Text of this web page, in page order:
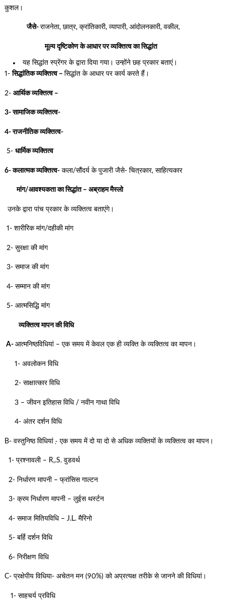
कुशल।
जैसे- राजनेता, छात्र, क्रांतिकारी, व्यापारी, आंदोलनकारी, वकील,
मूल्य दृष्टिकोण के आधार पर व्यक्तित्व का सिद्धांत
यह सिद्धांत स्प्रेंगर के द्वारा दिया गया। उन्होंने छह प्रकार बताएं।
1-सिद्धांतिक व्यक्तित्व – सिद्धांत के आधार पर कार्य करते हैं।
2- आर्थिक व्यक्तित्व –
3- सामाजिक व्यक्तित्व-
4- राजनीतिक व्यक्तित्व-
5- धार्मिक व्यक्तित्व
6- कलात्मक व्यक्तित्व-कला/सौंदर्य के पुजारी जैसे- चित्रकार, साहित्यकार
मांग/आवश्यकता का सिद्धांत – अब्राहम मैस्लो
उनके द्वारा पांच प्रकार के व्यक्तित्व बताएंगे।
1- शारीरिक मांग/दहीकी मांग
2- सुरक्षा की मांग
3- समाज की मांग
4- सम्मान की मांग
5- आत्मसिद्धि मांग
व्यक्तित्व मापन की विधि
A- आत्मनिष्ठविधियां – एक समय में केवल एक ही व्यक्ति के व्यक्तित्व का मापन।
1- अवलोकन विधि
2- साक्षात्कार विधि
3 – जीवन इतिहास विधि / नवीन गाथा विधि
4- अंतर दर्शन विधि
B- वस्तुनिष्ठ विधियां -़ एक समय में दो या दो से अधिक व्यक्तियों के व्यक्तित्व का मापन।
1- प्रश्नावली – R,.S. वुडवर्थ
2- निर्धारण मापनी – फ्रांसिस गाल्टन
3- क्रम निर्धारण मापनी – लुईस थर्स्टन
4- समाज मितियविधि – J.L. मैरिनो
5- बर्हि दर्शन विधि
6- निरीक्षण विधि
C- प्रक्षेपीय विधिया- अचेतन मन (90%) को अप्रत्यक्ष तरीके से जानने की विधियां।
1- साहचर्य प्रविधि